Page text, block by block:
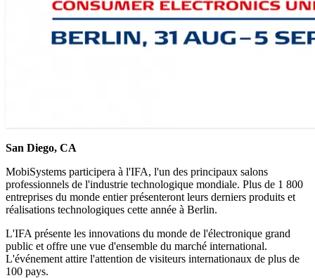
San Diego, CA
MobiSystems participera à l'IFA, l'un des principaux salons
professionnels de l'industrie technologique mondiale. Plus de 1 800
entreprises du monde entier présenteront leurs derniers produits et
réalisations technologiques cette année à Berlin.
L'IFA présente les innovations du monde de l'électronique grand
public et offre une vue d'ensemble du marché international.
L'événement attire l'attention de visiteurs internationaux de plus de
100 pays.